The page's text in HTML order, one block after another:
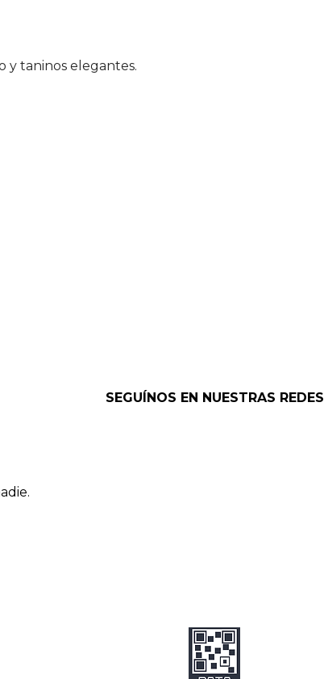
y taninos elegantes.
SEGUÍNOS EN NUESTRAS REDES